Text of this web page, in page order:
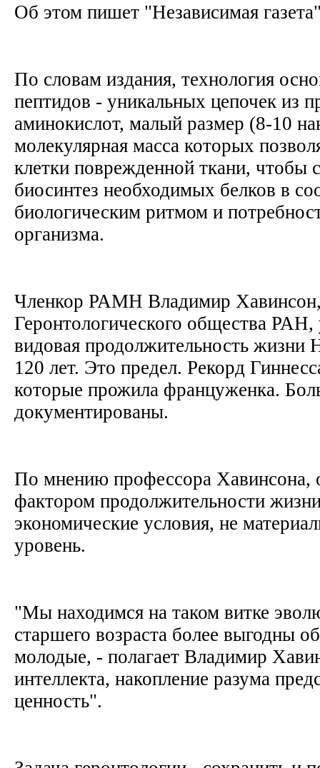
Об этом пишет "Независимая
По словам издания, технология
пептидов - уникальных цепочек из
аминокислот, малый размер (8-10
молекулярная масса которых
клетки поврежденной ткани, чтобы
биосинтез необходимых белков в
биологическим ритмом и
организма.
Членкор РАМН Владимир Хавинсон,
Геронтологического общества РАН,
видовая продолжительность жизни
120 лет. Это предел. Рекорд
которые прожила француженка.
документированы.
По мнению профессора
фактором продолжительности
экономические условия, не
уровень.
"Мы находимся на таком витке
старшего возраста более выгодны
молодые, - полагает Владимир
интеллекта, накопление разума
ценность".